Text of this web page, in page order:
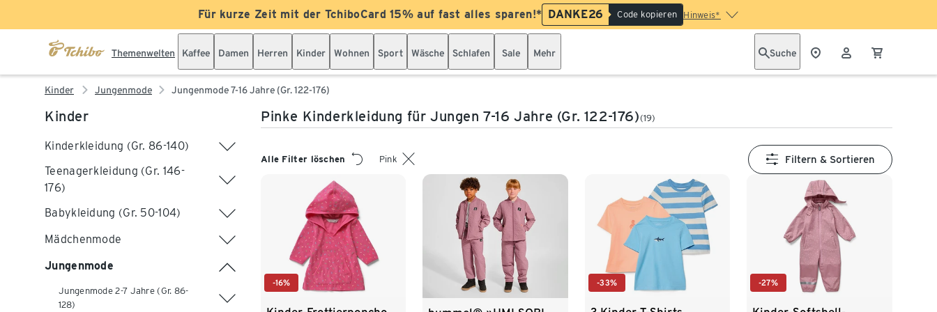
Für kurze Zeit mit der TchiboCard 15% auf fast alles sparen!* DANKE26 Code kopieren Hinweis*
Themenwelten Kaffee Damen Herren Kinder Wohnen Sport Wäsche Schlafen Sale Mehr Suche
Kinder Jungenmode Jungenmode 7-16 Jahre (Gr. 122-176)
Kinder
Kinderkleidung (Gr. 86-140)
Teenagerkleidung (Gr. 146-
176)
Babykleidung (Gr. 50-104)
Mädchenmode
Jungenmode
Jungenmode 2-7 Jahre (Gr. 86-
128)
Pinke Kinderkleidung für Jungen 7-16 Jahre (Gr. 122-176)(19)
Alle Filter löschen Pink Filtern & Sortieren
-16% -33% -27%